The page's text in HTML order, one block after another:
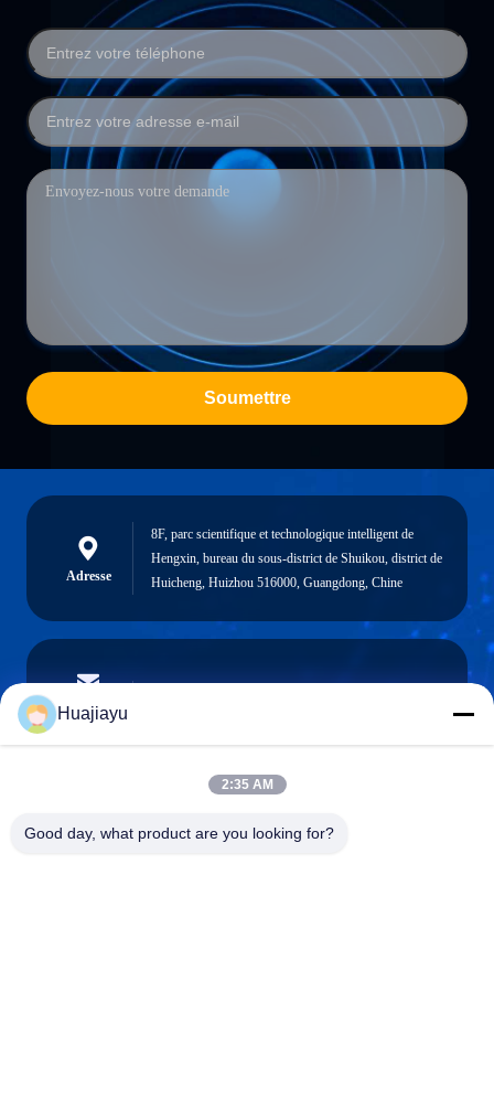
Soumettre
Adresse
8F, parc scientifique et technologique intelligent de
Hengxin, bureau du sous-district de Shuikou, district de
Huicheng, Huizhou 516000, Guangdong, Chine
Email
Téléphone
Huajiayu
2:35 AM
Good day, what product are you looking for?